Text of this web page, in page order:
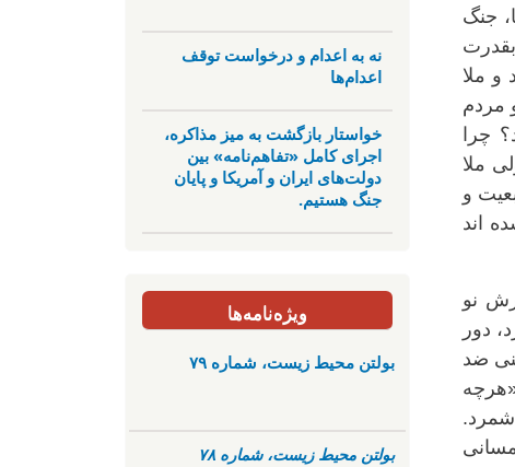
جنگ
و ملا
مردم
چرا
ملا
و
اند
نو
دور
ضد
شمرد.
نه به اعدام و درخواست توقف
اعدام‌ها
خواستار بازگشت به میز مذاکره،
اجرای کامل «تفاهم‌نامه» بین
دولت‌های ایران و آمریکا و پایان
جنگ هستیم.
ویژه‌نامه‌ها
بولتن محیط زیست، شماره ۷۹
بولتن محیط زیست، شماره ۷۸